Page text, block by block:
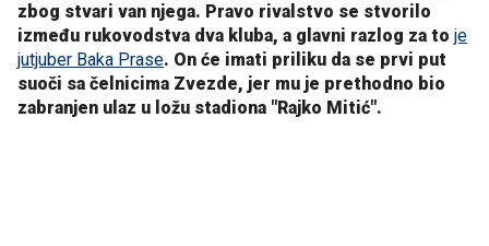
zbog stvari van njega. Pravo rivalstvo se stvorilo
između rukovodstva dva kluba, a glavni razlog za to je
jutjuber Baka Prase. On će imati priliku da se prvi put
suoči sa čelnicima Zvezde, jer mu je prethodno bio
zabranjen ulaz u ložu stadiona "Rajko Mitić".